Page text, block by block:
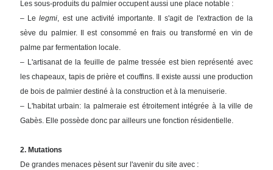
Les sous-produits du palmier occupent aussi une place notable :
– Lelegmi, est une activité importante. Il s'agit de l'extraction de la
sève du palmier. Il est consommé en frais ou transformé en vin de
palme par fermentation locale.
– L'artisanat de la feuille de palme tressée est bien représenté avec
les chapeaux, tapis de prière et couffins. Il existe aussi une production
de bois de palmier destiné à la construction et à la menuiserie.
– L'habitat urbain: la palmeraie est étroitement intégrée à la ville de
Gabès. Elle possède donc par ailleurs une fonction résidentielle.
2. Mutations
De grandes menaces pèsent sur l'avenir du site avec :